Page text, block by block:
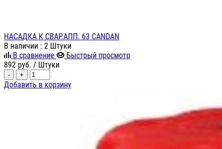
НАСАДКА К СВАР.АПП. 63 CANDAN
В наличии : 2 Штуки
В сравнение
Быстрый просмотр
892 руб. / Штуки
- +
Добавить в корзину